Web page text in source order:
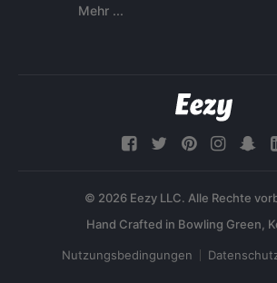
Mehr ...
© 2026 Eezy LLC. Alle Rechte
Nutzungsbedingungen